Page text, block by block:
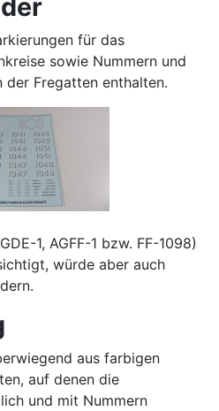
für das
sowie Nummern und
der Fregatten enthalten.
1, AGFF-1 bzw. FF-1098)
würde aber auch
aus farbigen
auf denen die
und mit Nummern